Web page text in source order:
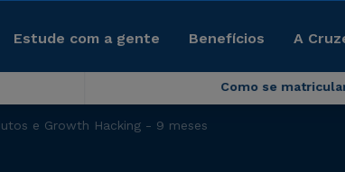
Estude com a gente Benefícios A
Como se
e Growth Hacking - 9 meses